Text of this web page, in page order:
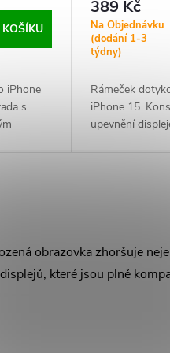
iPhone
s
389 Kč
Na Objednávku
(dodání 1-3
týdny)
Rámeček
iPhone 15.
upevnění
obrazovka zhoršuje
které jsou plně